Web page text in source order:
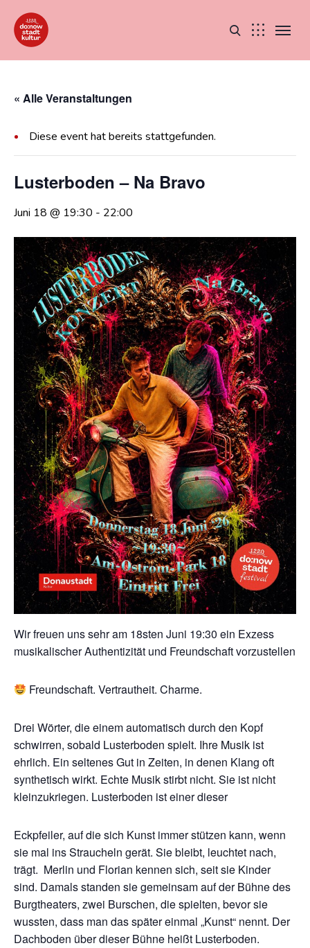
« Alle Veranstaltungen
Diese event hat bereits stattgefunden.
Lusterboden – Na Bravo
Juni 18 @ 19:30 - 22:00
Wir freuen uns sehr am 18sten Juni 19:30 ein Exzess
musikalischer Authentizität und Freundschaft vorzustellen
Freundschaft. Vertrautheit. Charme.
Drei Wörter, die einem automatisch durch den Kopf
schwirren, sobald Lusterboden spielt. Ihre Musik ist
ehrlich. Ein seltenes Gut in Zeiten, in denen Klang oft
synthetisch wirkt. Echte Musik stirbt nicht. Sie ist nicht
kleinzukriegen. Lusterboden ist einer dieser
Eckpfeiler, auf die sich Kunst immer stützen kann, wenn
sie mal ins Straucheln gerät. Sie bleibt, leuchtet nach,
trägt. Merlin und Florian kennen sich, seit sie Kinder
sind. Damals standen sie gemeinsam auf der Bühne des
Burgtheaters, zwei Burschen, die spielten, bevor sie
wussten, dass man das später einmal „Kunst“ nennt. Der
Dachboden über dieser Bühne heißt Lusterboden.